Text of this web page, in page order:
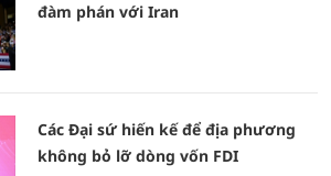
đàm phán với Iran
Các Đại sứ hiến kế để địa phương
không bỏ lỡ dòng vốn FDI